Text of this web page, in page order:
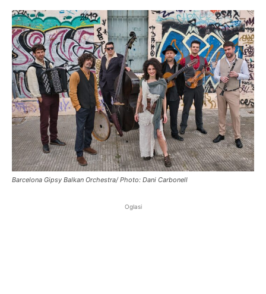
Barcelona Gipsy Balkan Orchestra/ Photo: Dani Carbonell
Oglasi